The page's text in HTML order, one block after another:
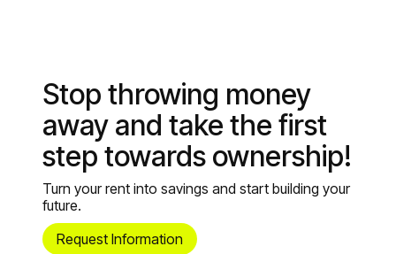
Stop throwing money
away and take the first
step towards ownership!
Turn your rent into savings and start building your
future.
Request Information